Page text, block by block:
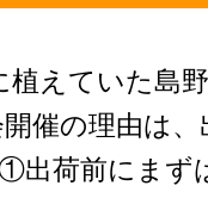
えていた島
催の理由は、
出荷前にまず